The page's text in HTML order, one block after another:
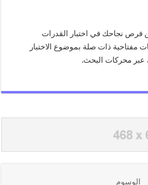
فرص نجاحك في اختبار القدرات
ذات صلة بموضوع الاختبار
عبر محركات البحث.
الوسوم